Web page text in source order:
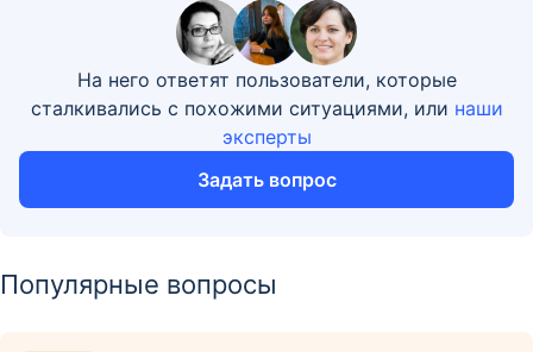
На него ответят пользователи, которые
сталкивались с похожими ситуациями, или наши
эксперты
Задать вопрос
Популярные вопросы